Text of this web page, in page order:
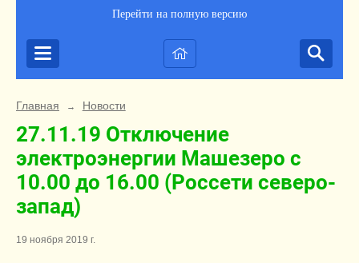
Перейти на полную версию
Главная → Новости
27.11.19 Отключение
электроэнергии Машезеро с
10.00 до 16.00 (Россети северо-
запад)
19 ноября 2019 г.